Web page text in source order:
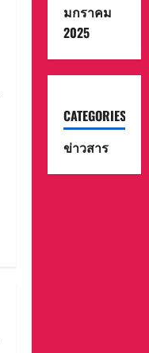
มกราคม
2025
CATEGORIES
ข่าวสาร